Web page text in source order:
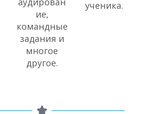
ие,
командные
задания и
многое
другое.
ученика.